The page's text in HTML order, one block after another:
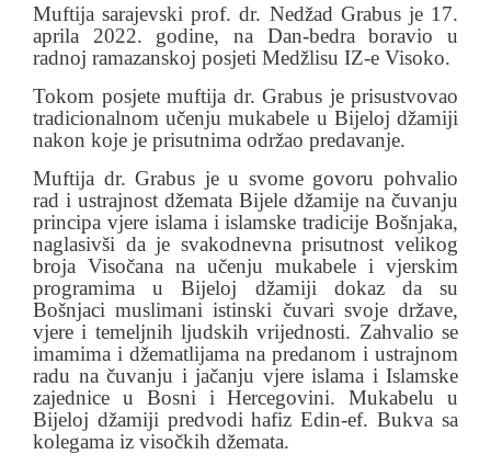
Muftija sarajevski prof. dr. Nedžad Grabus je 17.
aprila 2022. godine, na Dan-bedra boravio u
radnoj ramazanskoj posjeti Medžlisu IZ-e Visoko.
Tokom posjete muftija dr. Grabus je prisustvovao
tradicionalnom učenju mukabele u Bijeloj džamiji
nakon koje je prisutnima održao predavanje.
Muftija dr. Grabus je u svome govoru pohvalio
rad i ustrajnost džemata Bijele džamije na čuvanju
principa vjere islama i islamske tradicije Bošnjaka,
naglasivši da je svakodnevna prisutnost velikog
broja Visočana na učenju mukabele i vjerskim
programima u Bijeloj džamiji dokaz da su
Bošnjaci muslimani istinski čuvari svoje države,
vjere i temeljnih ljudskih vrijednosti. Zahvalio se
imamima i džematlijama na predanom i ustrajnom
radu na čuvanju i jačanju vjere islama i Islamske
zajednice u Bosni i Hercegovini. Mukabelu u
Bijeloj džamiji predvodi hafiz Edin-ef. Bukva sa
kolegama iz visočkih džemata.